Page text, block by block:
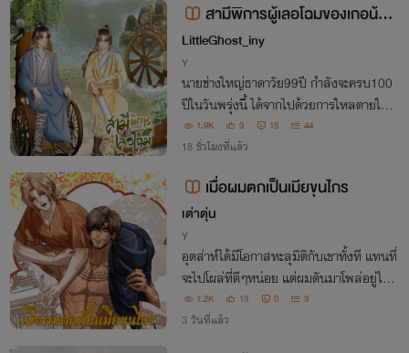
สามีพิการผู้เลอโฉมของเกอน้อย
ยอดฝีมือ
LittleGhost_iny
Y
นายช่างใหญ่ธาดาวัย99ปี กำลังจะครบ100
ปีในวันพรุ่งนี้ ได้จากไปด้วยการใหลตายในข
ณะที่กำลังนอนหลับอยู่ แต่ใครจะไปคิดไปฝัน
ว่าสวรรค์ทำงานผิดพลาด ทั้งที่ควรจะตายใน
วัย199ปี แบบนี้ต้องเรียกร้องค่าชดเชยให้สา
สม
1.9K 3 15 44
18 ชั่วโมงที่แล้ว
เมื่อผมตกเป็นเมียขุนไกร
เต่าตุ่น
Y
อุตส่าห์ได้มีโอกาสทะลุมิติกับเขาทั้งที แทนที่
จะไปโผล่ที่ดีๆหน่อย แต่ผมดันมาโพล่อยู่ในนิ
ยายเกย์ที่พี่สาวเขียนซะได้ แค่นั้นไม่พอ ผมยั
งเป็นแค่ตัวประกอบที่เป็นเพื่อนตัวร้าย ที่ตา
1.2K 13 0 3
3 วันที่แล้ว